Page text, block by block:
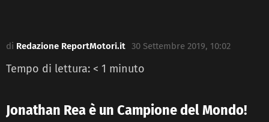
di Redazione ReportMotori.it 30 Settembre 2019, 10:02
Tempo di lettura: < 1 minuto
Jonathan Rea è un Campione del Mondo!